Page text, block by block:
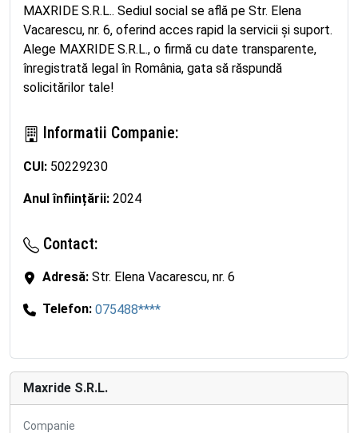
MAXRIDE S.R.L.. Sediul social se află pe Str. Elena
Vacarescu, nr. 6, oferind acces rapid la servicii și suport.
Alege MAXRIDE S.R.L., o firmă cu date transparente,
înregistrată legal în România, gata să răspundă
solicitărilor tale!
Informatii Companie:
CUI: 50229230
Anul înființării: 2024
Contact:
Adresă: Str. Elena Vacarescu, nr. 6
Telefon: 075488****
Maxride S.R.L.
Companie